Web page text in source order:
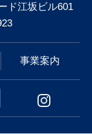
ド江坂ビル601
事業案内